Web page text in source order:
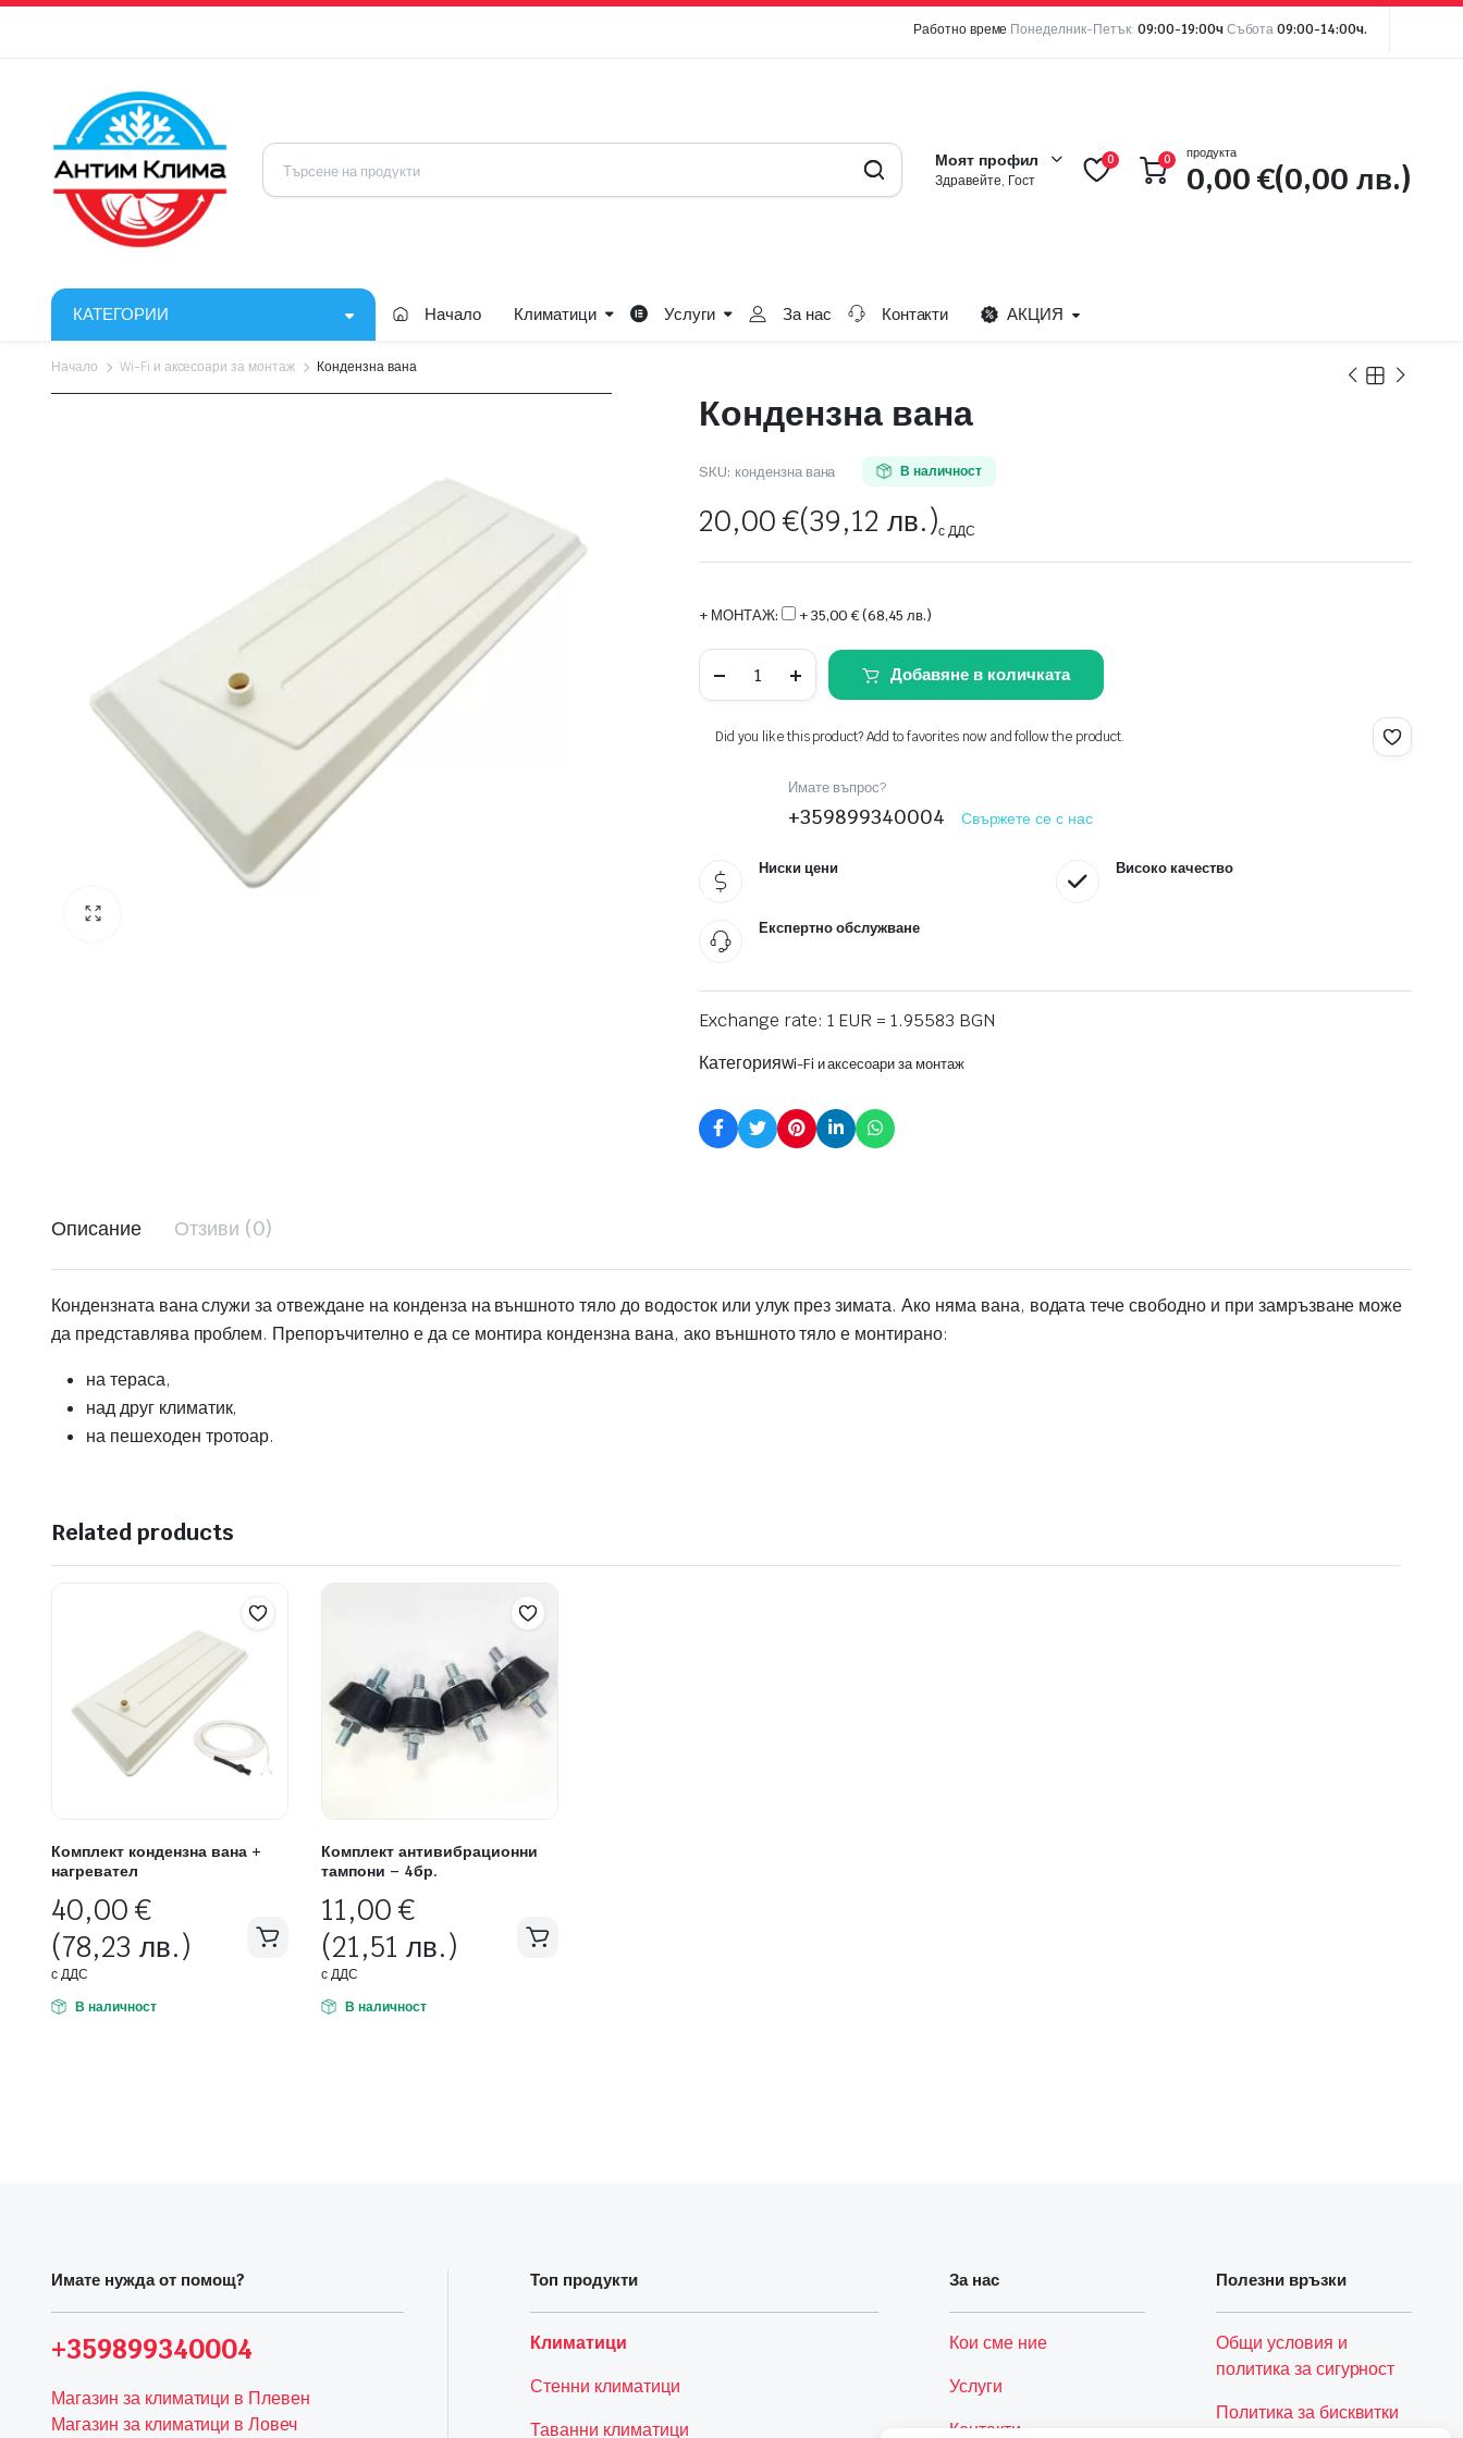
Работно време Понеделник-Петък: 09:00-19:00ч Събота 09:00-14:00ч.
Моят профил
Здравейте, Гост
0 0 продукта
0,00€(0,00 лв.)
КАТЕГОРИИ Начало Климатици Услуги За нас Контакти АКЦИЯ
Начало Wi-Fi и аксесоари за монтаж Кондензна вана
Кондензна вана
SKU: кондензна вана В наличност
20,00€(39,12 лв.)с ДДС
+ МОНТАЖ: + 35,00 € (68,45 лв.)
вана
Добавяне в количката
Did you like this product? Add to favorites now and follow the product.
Имате въпрос?
+359899340004 Свържете се с нас
Ниски цени Високо качество
Експертно обслужване
Exchange rate: 1 EUR = 1.95583 BGN
КатегорияWi-Fi и аксесоари за монтаж
Описание Отзиви (0)
Кондензната вана служи за отвеждане на конденза на външното тяло до водосток или улук през зимата. Ако няма вана, водата тече свободно и при замръзване може
да представлява проблем. Препоръчително е да се монтира кондензна вана, ако външното тяло е монтирано:
на тераса,
над друг климатик,
на пешеходен тротоар.
Related products
Комплект кондензна вана +
нагревател
40,00€
(78,23 лв.)
с ДДС
В наличност
Комплект антивибрационни
тампони – 4бр.
11,00€
(21,51 лв.)
с ДДС
В наличност
Имате нужда от помощ?
+359899340004
Магазин за климатици в Плевен
Магазин за климатици в Ловеч
Топ продукти
Климатици
Стенни климатици
Таванни климатици
За нас
Кои сме ние
Услуги
Контакти
Полезни връзки
Общи условия и
политика за сигурност
Политика за бисквитки